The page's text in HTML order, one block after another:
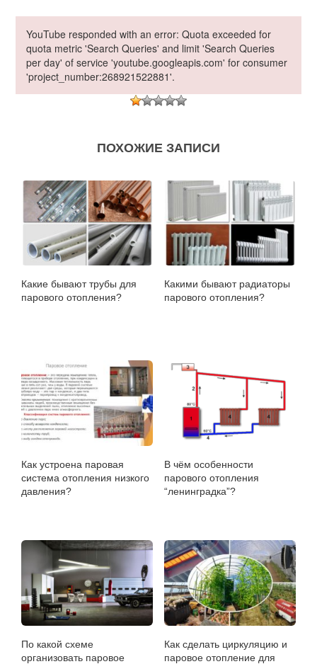
YouTube responded with an error: Quota exceeded for
quota metric 'Search Queries' and limit 'Search Queries
per day' of service 'youtube.googleapis.com' for consumer
'project_number:268921522881'.
ПОХОЖИЕ ЗАПИСИ
Какие бывают трубы для
парового отопления?
Какими бывают радиаторы
парового отопления?
Как устроена паровая
система отопления низкого
давления?
В чём особенности
парового отопления
“ленинградка”?
По какой схеме
организовать паровое
Как сделать циркуляцию и
паровое отопление для